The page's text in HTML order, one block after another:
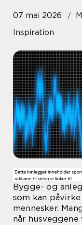
07 mai 2026
Inspiration
Bygge- og
som kan
mennesker.
når